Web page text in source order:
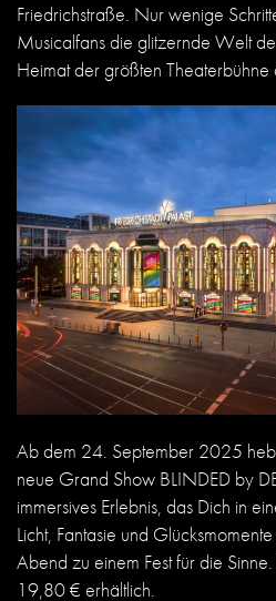
Friedrichstraße. Nur wenige
Musicalfans die glitzernde Welt
Heimat der größten
Ab dem 24. September 2025
neue Grand Show BLINDED by
immersives Erlebnis, das Dich in
Licht, Fantasie und
Abend zu einem Fest für die
19,80 € erhältlich.